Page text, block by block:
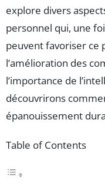
explore divers
personnel qui, une
peuvent favoriser ce
l’amélioration des
l’importance de
découvrirons
épanouissement
Table of Contents